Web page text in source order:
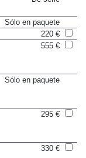
Sólo en paquete
220 €